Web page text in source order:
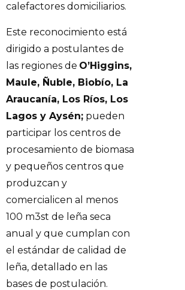
calefactores domiciliarios.
Este reconocimiento está
dirigido a postulantes de
las regiones de O’Higgins,
Maule, Ñuble, Biobío, La
Araucanía, Los Ríos, Los
Lagos y Aysén; pueden
participar los centros de
procesamiento de biomasa
y pequeños centros que
produzcan y
comercialicen al menos
100 m3st de leña seca
anual y que cumplan con
el estándar de calidad de
leña, detallado en las
bases de postulación.